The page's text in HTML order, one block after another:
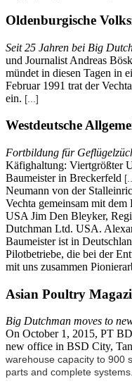
Oldenburgische
Seit 25 Jahren bei Big
und Journalist Andreas
mündet in diesen Tagen in
Februar 1991 trat der
ein. [...]
Westdeutsche
Fortbildung für
Käfighaltung: Viertgrößter
Baumeister in Breckerfeld
Neumann von der
Vechta gemeinsam mit dem
USA Jim Den Bleyker,
Dutchman Ltd. USA.
Baumeister ist in
Pilotbetriebe, die bei der
mit uns zusammen
Asian Poultry
Big Dutchman moves to
On October 1, 2015, PT
new office in BSD City,
warehouse capacity to 900
parts and complete systems.